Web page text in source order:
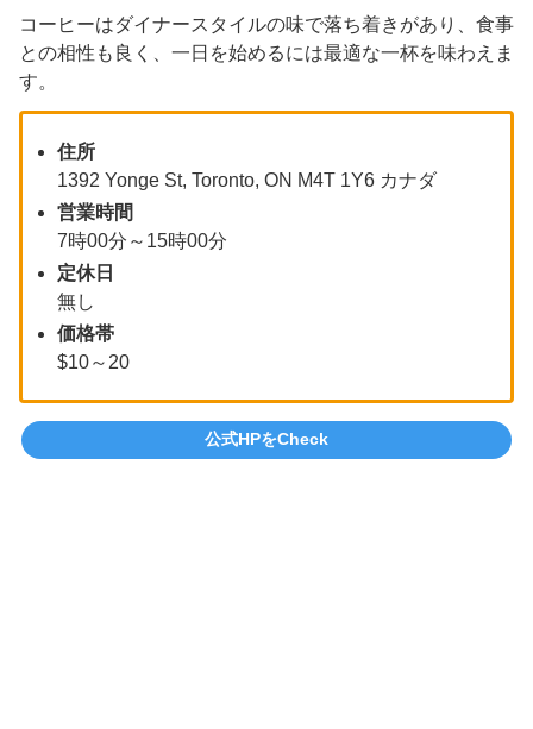
コーヒーはダイナースタイルの味で落ち着きがあり、食事
との相性も良く、一日を始めるには最適な一杯を味わえま
す。
住所
1392 Yonge St, Toronto, ON M4T 1Y6 カナダ
営業時間
7時00分～15時00分
定休日
無し
価格帯
$10～20
公式HPをCheck